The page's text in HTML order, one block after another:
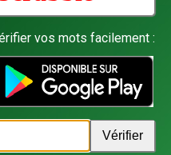
vos mots facilement :